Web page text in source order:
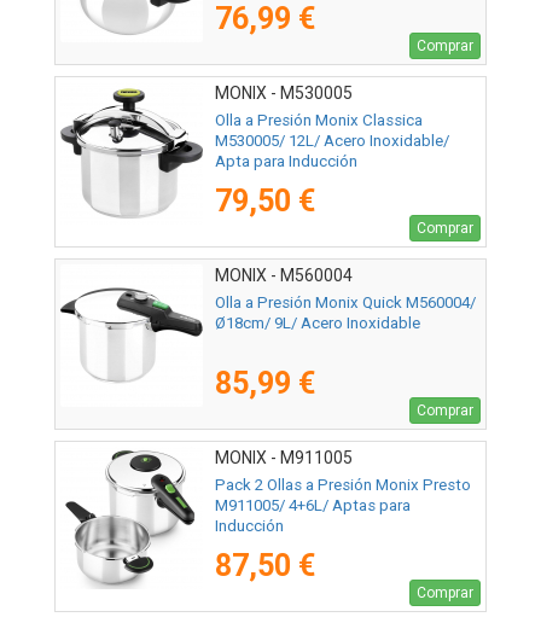
76,99 €
Comprar
MONIX - M530005
Olla a Presión Monix Classica
M530005/ 12L/ Acero Inoxidable/
Apta para Inducción
79,50 €
Comprar
MONIX - M560004
Olla a Presión Monix Quick M560004/
Ø18cm/ 9L/ Acero Inoxidable
85,99 €
Comprar
MONIX - M911005
Pack 2 Ollas a Presión Monix Presto
M911005/ 4+6L/ Aptas para
Inducción
87,50 €
Comprar